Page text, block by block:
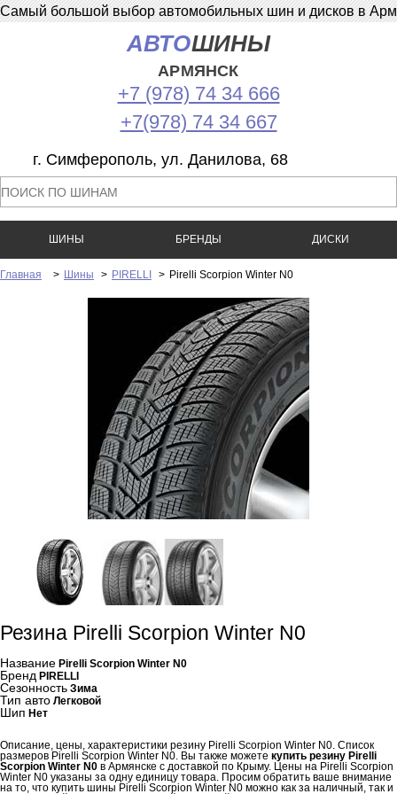
Самый большой выбор автомобильных шин и дисков в
АВТОШИНЫ
АРМЯНСК
+7 (978) 74 34 666
+7(978) 74 34 667
г. Симферополь, ул. Данилова, 68
ШИНЫ БРЕНДЫ ДИСКИ
Главная > Шины > PIRELLI > Pirelli Scorpion Winter N0
Резина Pirelli Scorpion Winter N0
Название Pirelli Scorpion Winter N0
Бренд PIRELLI
Сезонность Зима
Тип авто Легковой
Шип Нет
Описание, цены, характеристики резину Pirelli Scorpion Winter N0. Список
размеров Pirelli Scorpion Winter N0. Вы также можете купить резину Pirelli
Scorpion Winter N0 в Армянске с доставкой по Крыму. Цены на Pirelli Scorpion
Winter N0 указаны за одну единицу товара. Просим обратить ваше внимание
на то, что купить шины Pirelli Scorpion Winter N0 можно как за наличный, так и